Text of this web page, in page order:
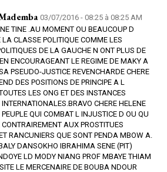
03/07/2016 - 08:25 à 08:25 AM
TINE .AU MOMENT OU BEAUCOUP D
LA CLASSE POLITIQUE COMME LES
DE LA GAUCHE N ONT PLUS DE
ENCOURAGEANT LE REGIME DE MAKY A
PSEUDO-JUSTICE REVENCHARDE CHERE
DES POSITIONS DE PRINCIPE A L
LES ONG ET DES INSTANCES
CHERE HELENE
PEUPLE QUI COMBAT L INJUSTICE D OU QU
AUX PROSTITUES
RANCUNIERS QUE SONT PENDA MBOW A.
DANSOKHO IBRAHIMA SENE (PIT)
LD MODY NIANG PROF MBAYE THIAM
LE MERCENAIRE DE BOUBA NDOUR